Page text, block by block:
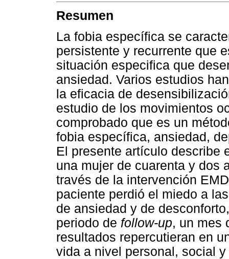
Resumen
La fobia específica se
persistente y recurrente que
situación especifica que
ansiedad. Varios estudios
la eficacia de
estudio de los movimientos
comprobado que es un
fobia específica, ansiedad,
El presente artículo describe
una mujer de cuarenta y dos
través de la intervención
paciente perdió el miedo a
de ansiedad y de
periodo de follow-up, un mes
resultados repercutieran en
vida a nivel personal, social